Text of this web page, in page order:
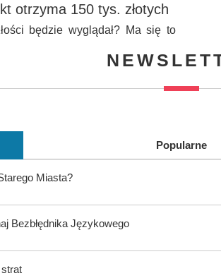
otrzyma 150 tys. złotych
będzie wyglądał? Ma się to
Popularne
Miasta?
Bezbłędnika Językowego